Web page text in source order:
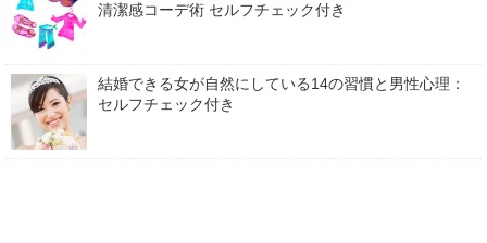
清潔感コーデ術 セルフチェック付き
結婚できる女が自然にしている14の習慣と男性心理：
セルフチェック付き